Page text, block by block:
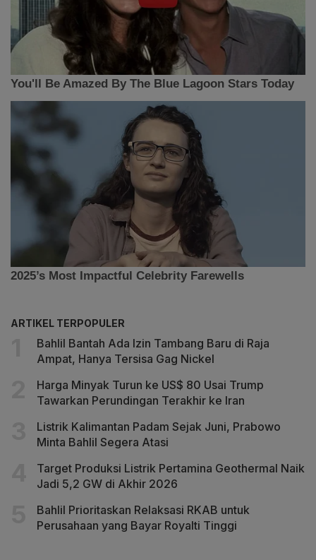
ARTIKEL TERPOPULER
Bahlil Bantah Ada Izin Tambang Baru di Raja
Ampat, Hanya Tersisa Gag Nickel
Harga Minyak Turun ke US$ 80 Usai Trump
Tawarkan Perundingan Terakhir ke Iran
Listrik Kalimantan Padam Sejak Juni, Prabowo
Minta Bahlil Segera Atasi
Target Produksi Listrik Pertamina Geothermal Naik
Jadi 5,2 GW di Akhir 2026
Bahlil Prioritaskan Relaksasi RKAB untuk
Perusahaan yang Bayar Royalti Tinggi